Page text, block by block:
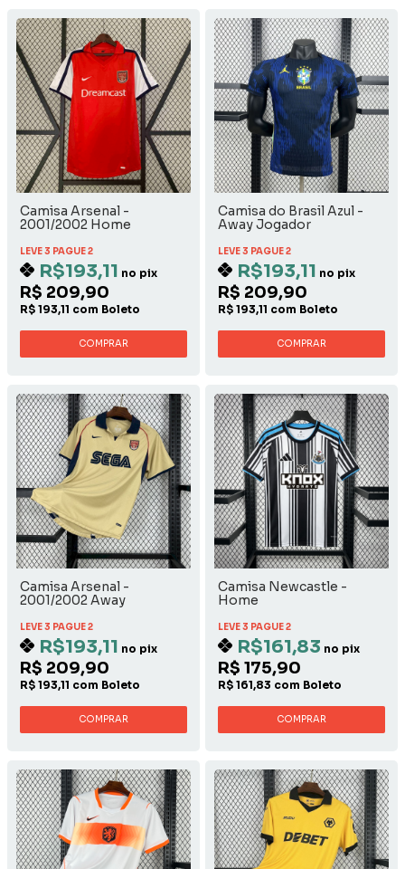
Camisa Arsenal -
2001/2002 Home
LEVE 3 PAGUE 2
R$193,11 no pix
R$ 209,90
R$ 193,11 com Boleto
COMPRAR
Camisa do Brasil Azul -
Away Jogador
LEVE 3 PAGUE 2
R$193,11 no pix
R$ 209,90
R$ 193,11 com Boleto
COMPRAR
Camisa Arsenal -
2001/2002 Away
LEVE 3 PAGUE 2
R$193,11 no pix
R$ 209,90
R$ 193,11 com Boleto
COMPRAR
Camisa Newcastle -
Home
LEVE 3 PAGUE 2
R$161,83 no pix
R$ 175,90
R$ 161,83 com Boleto
COMPRAR